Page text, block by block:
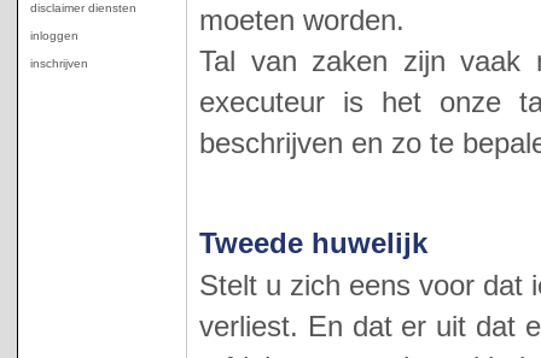
disclaimer diensten
inloggen
inschrijven
moeten worden.
Tal van zaken zijn vaak
executeur is het onze
beschrijven en zo te
Tweede huwelijk
Stelt u zich eens voor dat
verliest. En dat er uit dat